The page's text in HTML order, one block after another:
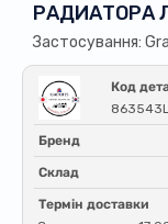
РАДИАТОРА
Застосування:
Код
Бренд
Склад
Термін доставки